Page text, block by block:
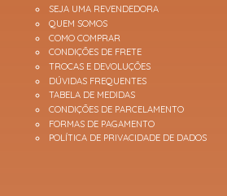
SEJA UMA REVENDEDORA
QUEM SOMOS
COMO COMPRAR
CONDIÇÕES DE FRETE
TROCAS E DEVOLUÇÕES
DÚVIDAS FREQUENTES
TABELA DE MEDIDAS
CONDIÇÕES DE PARCELAMENTO
FORMAS DE PAGAMENTO
POLÍTICA DE PRIVACIDADE DE DADOS